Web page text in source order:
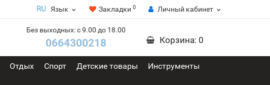
Язык Закладки 0 Личный кабинет
Без выходных: с 9.00 до 18.00
0664300218 Корзина: 0
Отдых Спорт Детские товары Инструменты